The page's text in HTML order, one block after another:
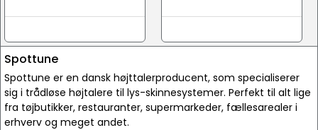
Spottune
Spottune er en dansk højttalerproducent, som specialiserer
sig i trådløse højtalere til lys-skinnesystemer. Perfekt til alt lige
fra tøjbutikker, restauranter, supermarkeder, fællesarealer i
erhverv og meget andet.